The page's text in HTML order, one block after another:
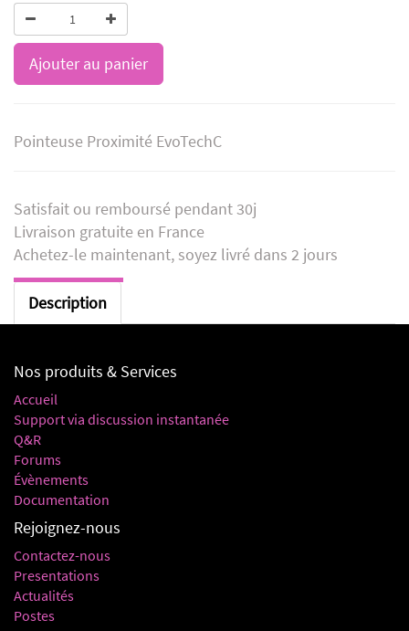
Ajouter au panier
Pointeuse Proximité EvoTechC
Satisfait ou remboursé pendant 30j
Livraison gratuite en France
Achetez-le maintenant, soyez livré dans 2 jours
Description
Nos produits & Services
Accueil
Support via discussion instantanée
Q&R
Forums
Évènements
Documentation
Rejoignez-nous
Contactez-nous
Presentations
Actualités
Postes